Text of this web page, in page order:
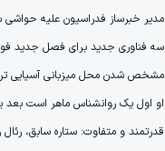
مدیر خبرساز فدراسیون علیه حواشی
سه فناوری جدید برای فصل جدید
مشخص شدن محل میزبانی آسیایی
او اول یک روانشناس ماهر است بعد
قدرتمند و متفاوت: ستاره سابق،